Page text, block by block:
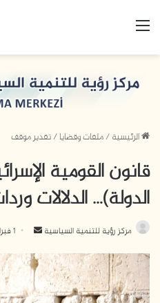
القائمة
الرئيسية/ملفات وقضايا/تقدير موقف
قانون القومية
الدولة)… الدلالات
مركز رؤية للتنمية السياسية
أرسل
إلكترونيا
1 فبراير، 2017